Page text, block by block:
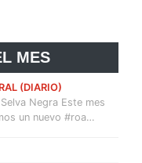
MES
(DIARIO)
Negra Este mes
un nuevo #roa…